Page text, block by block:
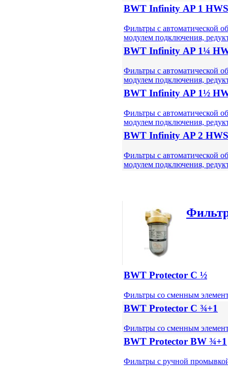
BWT Infinity АP 1 HWS
Фильтры с автоматической
модулем подключения,
BWT Infinity АP 1¼
Фильтры с автоматической
модулем подключения,
BWT Infinity АP 1½
Фильтры с автоматической
модулем подключения,
BWT Infinity АP 2 HWS
Фильтры с автоматической
модулем подключения,
BWT Protector C ½
Фильтры со сменным
BWT Protector C ¾+1
Фильтры со сменным
BWT Protector BW ¾+1
Фильтры с ручной